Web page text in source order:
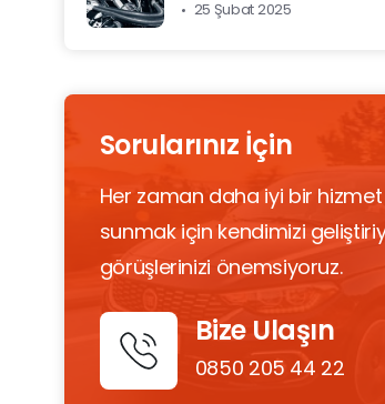
25 Şubat 2025
Sorularınız İçin
Her zaman daha iyi bir hizmet
sunmak için kendimizi
görüşlerinizi önemsiyoruz.
Bize Ulaşın
0850 205 44 22